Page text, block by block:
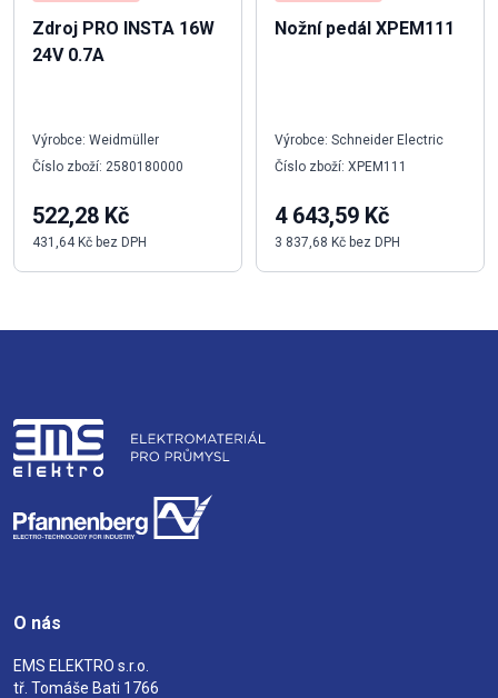
Zdroj PRO INSTA 16W
24V 0.7A
Výrobce: Weidmüller
Číslo zboží: 2580180000
522,28 Kč
431,64 Kč bez DPH
Nožní pedál XPEM111
Výrobce: Schneider Electric
Číslo zboží: XPEM111
4 643,59 Kč
3 837,68 Kč bez DPH
O nás
EMS ELEKTRO s.r.o.
tř. Tomáše Bati 1766